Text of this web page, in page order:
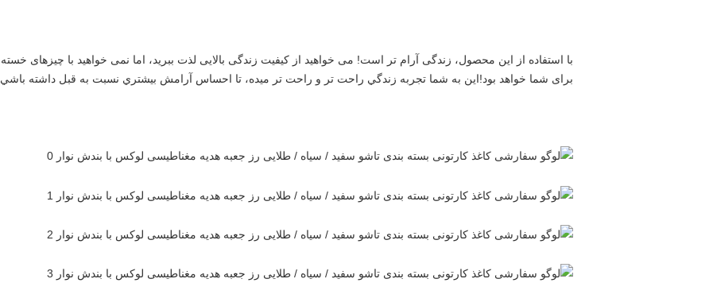
برای شما خواهد بود!اين به شما تجربه زندگي راحت تر و راحت تر ميده، تا احساس آرامش بيشتري نسبت به قبل داشته باشي